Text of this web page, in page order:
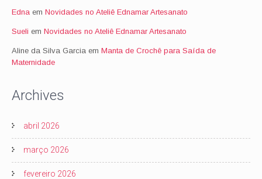
Edna em Novidades no Ateliê Ednamar Artesanato
Sueli em Novidades no Ateliê Ednamar Artesanato
Aline da Silva Garcia em Manta de Crochê para Saída de
Maternidade
Archives
abril 2026
março 2026
fevereiro 2026